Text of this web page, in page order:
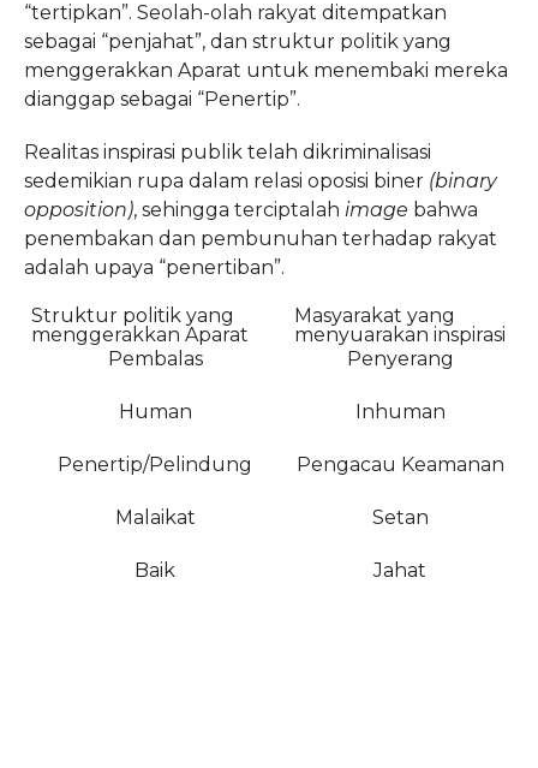
“tertipkan”. Seolah-olah rakyat ditempatkan
sebagai “penjahat”, dan struktur politik yang
menggerakkan Aparat untuk menembaki mereka
dianggap sebagai “Penertip”.
Realitas inspirasi publik telah dikriminalisasi
sedemikian rupa dalam relasi oposisi biner (binary
opposition), sehingga terciptalah image bahwa
penembakan dan pembunuhan terhadap rakyat
adalah upaya “penertiban”.
Struktur politik yang
menggerakkan Aparat
Masyarakat yang
menyuarakan inspirasi
Pembalas
Penyerang
Human Inhuman
Penertip/Pelindung Pengacau Keamanan
Malaikat Setan
Baik Jahat